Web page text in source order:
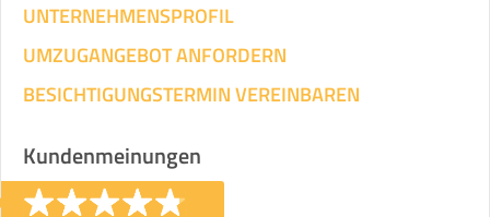
UNTERNEHMENSPROFIL
UMZUGANGEBOT ANFORDERN
BESICHTIGUNGSTERMIN VEREINBAREN
Kundenmeinungen